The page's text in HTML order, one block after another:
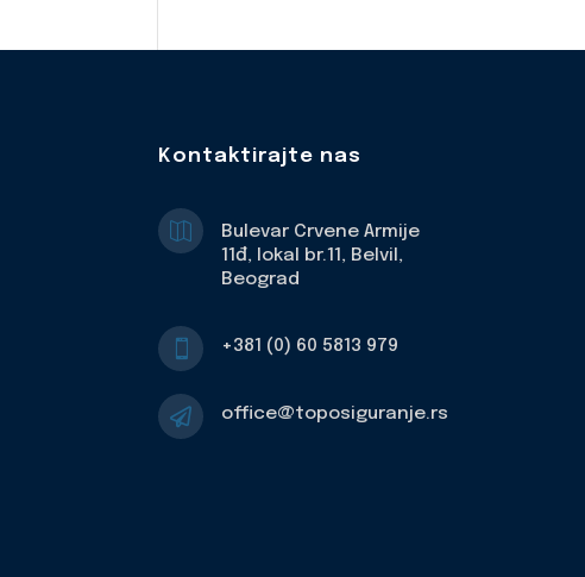
Kontaktirajte nas

Bulevar Crvene Armije
11đ, lokal br.11, Belvil,
Beograd
 +381 (0) 60 5813 979
 office@toposiguranje.rs